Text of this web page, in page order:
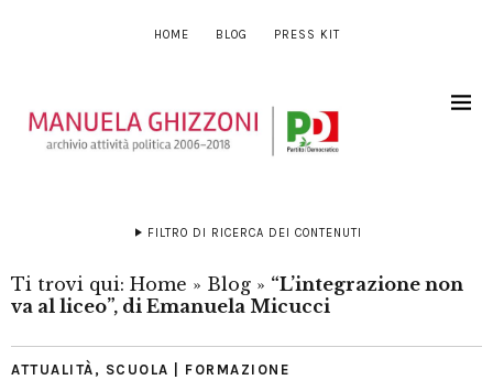
HOME BLOG PRESS KIT
FILTRO DI RICERCA DEI CONTENUTI
Ti trovi qui: Home » Blog » “L’integrazione non
va al liceo”, di Emanuela Micucci
ATTUALITÀ , SCUOLA | FORMAZIONE